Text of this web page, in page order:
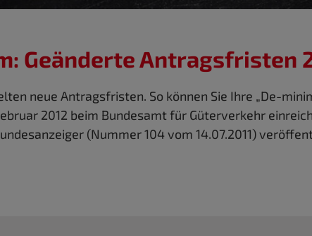
Geänderte Antragsfristen
neue Antragsfristen. So können Sie Ihre „De-
2012 beim Bundesamt für Güterverkehr
(Nummer 104 vom 14.07.2011)